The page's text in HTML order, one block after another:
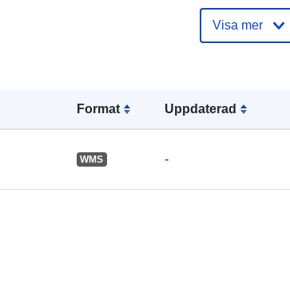
Format Uppdaterad
WMS -
Visa mer